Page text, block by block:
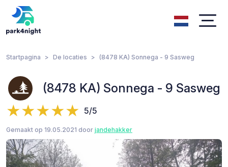
Startpagina De locaties (8478 KA) Sonnega - 9 Sasweg
(8478 KA) Sonnega - 9 Sasweg
5/5
Gemaakt op 19.05.2021 door jandehakker